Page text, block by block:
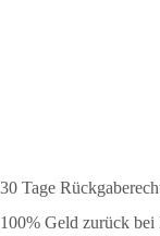
30 Tage
100% Geld zurück